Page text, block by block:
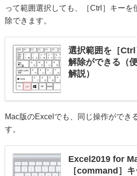
って範囲選択しても、［Ctrl］キーを
除できます。
選択範囲を［
解除ができる（
解説）
Mac版のExcelでも、同じ操作ができ
す。
Excel2019 for
［command］